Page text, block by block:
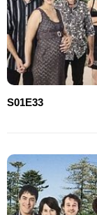
S01E33